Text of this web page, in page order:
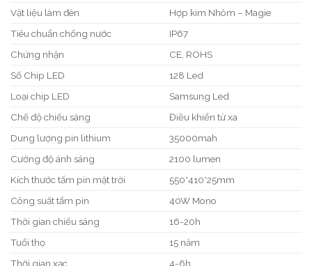
Vật liệu làm đèn
Hợp kim Nhôm – Magie
Tiêu chuẩn chống nước
IP67
Chứng nhận
CE, ROHS
Số Chip LED
128 Led
Loại chip LED
Samsung Led
Chế độ chiếu sáng
Điều khiển từ xa
Dung lượng pin lithium
35000mah
Cường độ ánh sáng
2100 lumen
Kích thước tấm pin mặt trời
550*410*25mm
Công suất tấm pin
40W Mono
Thời gian chiếu sáng
16-20h
Tuổi thọ
15 năm
Thời gian xạc
4-6h